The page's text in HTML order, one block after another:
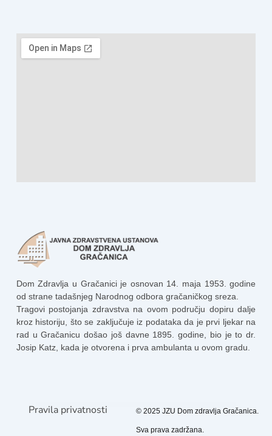
Dom Zdravlja u Gračanici je osnovan 14. maja 1953. godine
od strane tadašnjeg Narodnog odbora gračaničkog sreza.
Tragovi postojanja zdravstva na ovom području dopiru dalje
kroz historiju, što se zaključuje iz podataka da je prvi ljekar na
rad u Gračanicu došao još davne 1895. godine, bio je to dr.
Josip Katz, kada je otvorena i prva ambulanta u ovom gradu.
Pravila privatnosti © 2025 JZU Dom zdravlja Gračanica.
Sva prava zadržana.